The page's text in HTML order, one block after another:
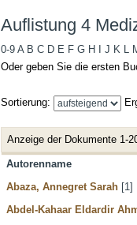
Auflistung 4
0-9 A B C D E F G H J K L
Oder geben Sie die ersten
Sortierung:
Anzeige der Dokumente 1-
Autorenname
Abaza, Annegret Sarah [1]
Abdel-Kahaar Eldardir